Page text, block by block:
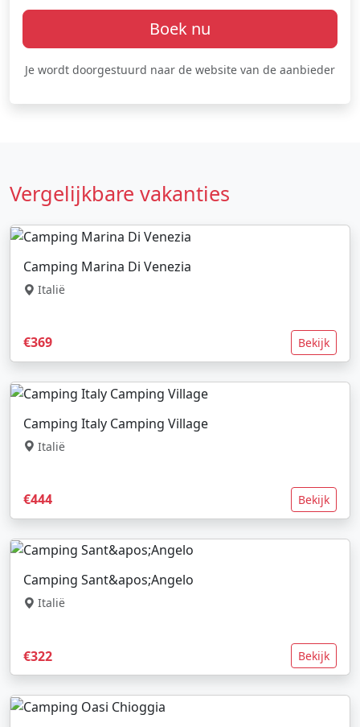
Boek nu
Je wordt doorgestuurd naar de website van de aanbieder
Vergelijkbare vakanties
Camping Marina Di Venezia
Italië
€369 Bekijk
Camping Italy Camping Village
Italië
€444 Bekijk
Camping Sant&apos;Angelo
Italië
€322 Bekijk